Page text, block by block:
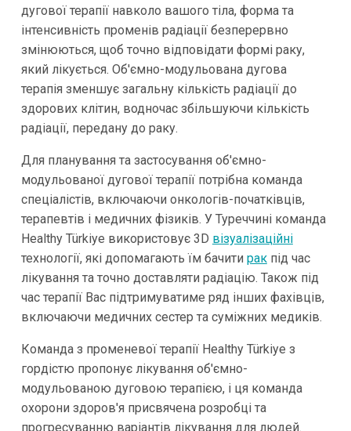
дугової терапії навколо вашого тіла, форма та
інтенсивність променів радіації безперервно
змінюються, щоб точно відповідати формі раку,
який лікується. Об'ємно-модульована дугова
терапія зменшує загальну кількість радіації до
здорових клітин, водночас збільшуючи кількість
радіації, передану до раку.
Для планування та застосування об'ємно-
модульованої дугової терапії потрібна команда
спеціалістів, включаючи онкологів-початківців,
терапевтів і медичних фізиків. У Туреччині команда
Healthy Türkiye використовує 3D візуалізаційні
технології, які допомагають їм бачити ракпід час
лікування та точно доставляти радіацію. Також під
час терапії Вас підтримуватиме ряд інших фахівців,
включаючи медичних сестер та суміжних медиків.
Команда з променевої терапії Healthy Türkiye з
гордістю пропонує лікування об'ємно-
модульованою дуговою терапією, і ця команда
охорони здоров'я присвячена розробці та
прогресуванню варіантів лікування для людей.